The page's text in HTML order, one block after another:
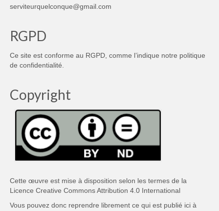
serviteurquelconque@gmail.com
RGPD
Ce site est conforme au RGPD, comme l’indique notre politique
de confidentialité
Copyright
Cette œuvre est mise à disposition selon les termes de la
Licence Creative Commons Attribution 4.0 International
Vous pouvez donc reprendre librement ce qui est publié ici à